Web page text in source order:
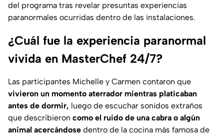
del programa tras revelar presuntas experiencias
paranormales ocurridas dentro de las instalaciones.
¿Cuál fue la experiencia paranormal
vivida en MasterChef 24/7?
Las participantes Michelle y Carmen contaron que
vivieron un momento aterrador mientras platicaban
antes de dormir, luego de escuchar sonidos extraños
que describieron como el ruido de una cabra o algún
animal acercándose dentro de la cocina más famosa de